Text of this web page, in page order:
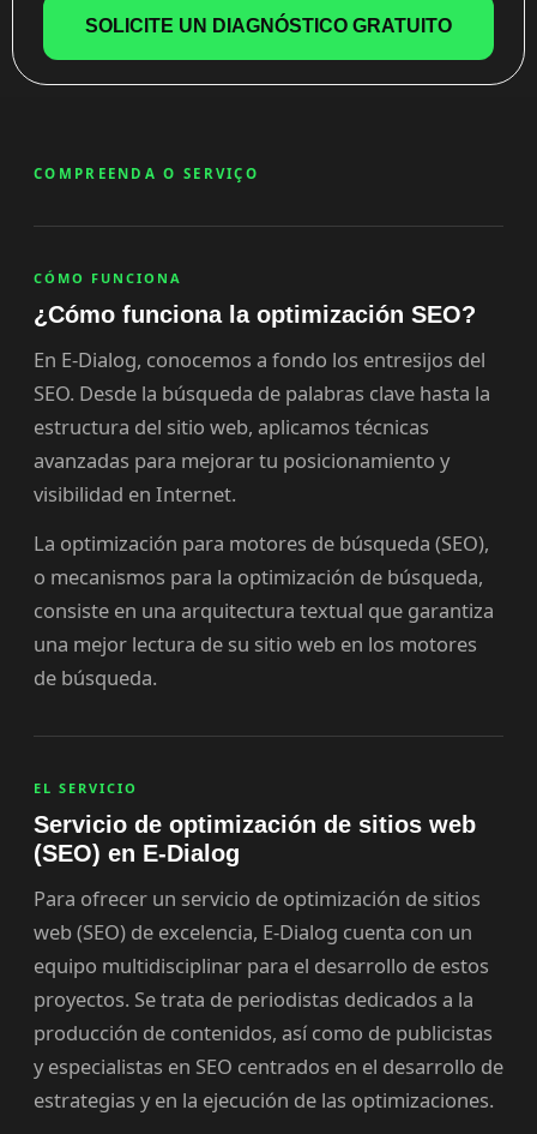
SOLICITE UN DIAGNÓSTICO GRATUITO
COMPREENDA O SERVIÇO
CÓMO FUNCIONA
¿Cómo funciona la optimización SEO?
En E-Dialog, conocemos a fondo los entresijos del
SEO. Desde la búsqueda de palabras clave hasta la
estructura del sitio web, aplicamos técnicas
avanzadas para mejorar tu posicionamiento y
visibilidad en Internet.
La optimización para motores de búsqueda (SEO),
o mecanismos para la optimización de búsqueda,
consiste en una arquitectura textual que garantiza
una mejor lectura de su sitio web en los motores
de búsqueda.
EL SERVICIO
Servicio de optimización de sitios web
(SEO) en E-Dialog
Para ofrecer un servicio de optimización de sitios
web (SEO) de excelencia, E-Dialog cuenta con un
equipo multidisciplinar para el desarrollo de estos
proyectos. Se trata de periodistas dedicados a la
producción de contenidos, así como de publicistas
y especialistas en SEO centrados en el desarrollo de
estrategias y en la ejecución de las optimizaciones.